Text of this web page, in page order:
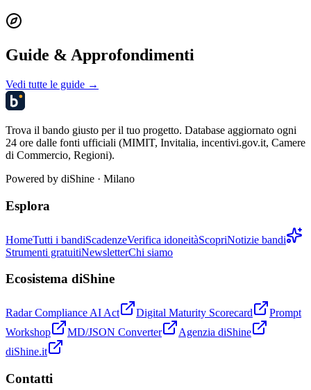
Guide & Approfondimenti
Vedi tutte le guide →
Trova il bando giusto per il tuo progetto. Database aggiornato ogni
24 ore dalle fonti ufficiali (MIMIT, Invitalia, incentivi.gov.it, Camere
di Commercio, Regioni).
Powered by diShine · Milano
Esplora
HomeTutti i bandiScadenzeVerifica idoneitàScopriNotizie bandi
Strumenti gratuitiNewsletterChi siamo
Ecosistema diShine
Radar Compliance AI Act Digital Maturity Scorecard
Prompt
Workshop
MD/JSON Converter
Agenzia diShine
diShine.it
Contatti